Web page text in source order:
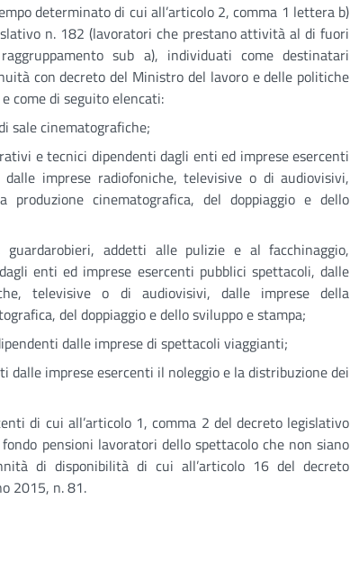
determinato di cui all’articolo 2, comma 1 lettera b)
n. 182 (lavoratori che prestano attività al di fuori
sub a), individuati come destinatari
con decreto del Ministro del lavoro e delle politiche
come di seguito elencati:
sale cinematografiche;
e tecnici dipendenti dagli enti ed imprese esercenti
dalle imprese radiofoniche, televisive o di audiovisivi,
produzione cinematografica, del doppiaggio e dello
guardarobieri, addetti alle pulizie e al facchinaggio,
enti ed imprese esercenti pubblici spettacoli, dalle
televisive o di audiovisivi, dalle imprese della
del doppiaggio e dello sviluppo e stampa;
dalle imprese di spettacoli viaggianti;
dalle imprese esercenti il noleggio e la distribuzione dei
di cui all’articolo 1, comma 2 del decreto legislativo
pensioni lavoratori dello spettacolo che non siano
di disponibilità di cui all’articolo 16 del decreto
2015, n. 81.